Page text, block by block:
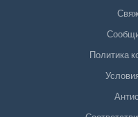
Политика